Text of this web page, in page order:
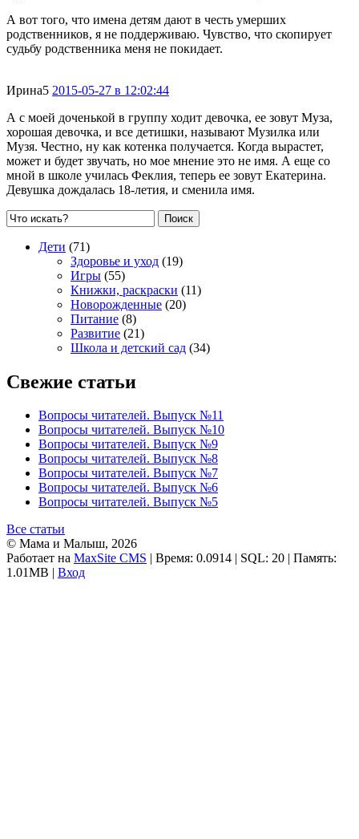
А вот того, что имена детям дают в честь умерших
родственников, я не поддерживаю. Чувство, что скопирует
судьбу родственника меня не покидает.
Ирина5 2015-05-27 в 12:02:44
А с моей доченькой в группу ходит девочка, ее зовут Муза,
хорошая девочка, и все детишки, называют Музилка или
Музя. Честно, ну как котенка получается. Когда вырастет,
может и будет звучать, но мое мнение это не имя. А еще со
мной в школе училась Феклия, теперь ее зовут Екатерина.
Девушка дождалась 18-летия, и сменила имя.
Поиск
Дети (71)
Здоровье и уход (19)
Игры (55)
Книжки, раскраски (11)
Новорожденные (20)
Питание (8)
Развитие (21)
Школа и детский сад (34)
Свежие статьи
Вопросы читателей. Выпуск №11
Вопросы читателей. Выпуск №10
Вопросы читателей. Выпуск №9
Вопросы читателей. Выпуск №8
Вопросы читателей. Выпуск №7
Вопросы читателей. Выпуск №6
Вопросы читателей. Выпуск №5
Все статьи
© Мама и Малыш, 2026
Работает на MaxSite CMS | Время: 0.0914 | SQL: 20 | Память:
1.01MB | Вход